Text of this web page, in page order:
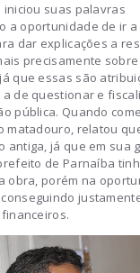
iniciou suas palavras
a oportunidade de ir a
dar explicações a
precisamente sobre
que essas são
de questionar e
pública. Quando
matadouro, relatou
antiga, já que em sua
de Parnaíba
obra, porém na